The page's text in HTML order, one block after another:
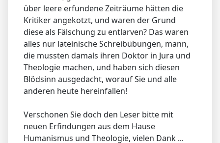
über leere erfundene Zeiträume hätten die
Kritiker angekotzt, und waren der Grund
diese als Fälschung zu entlarven? Das waren
alles nur lateinische Schreibübungen, mann,
die mussten damals ihren Doktor in Jura und
Theologie machen, und haben sich diesen
Blödsinn ausgedacht, worauf Sie und alle
anderen heute hereinfallen!
Verschonen Sie doch den Leser bitte mit
neuen Erfindungen aus dem Hause
Humanismus und Theologie, vielen Dank ...